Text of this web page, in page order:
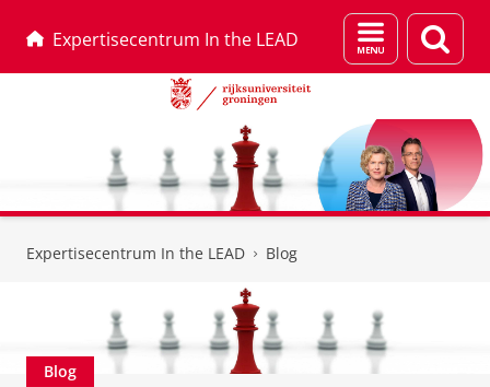
Expertisecentrum In the LEAD
Menu
en
Expertisecentrum In the LEAD Blog
Blog